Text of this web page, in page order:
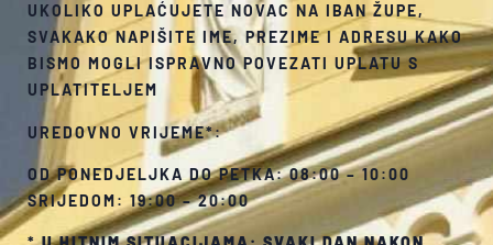
UKOLIKO UPLAĆUJETE NOVAC NA IBAN ŽUPE,
SVAKAKO NAPIŠITE IME, PREZIME I ADRESU KAKO
BISMO MOGLI ISPRAVNO POVEZATI UPLATU S
UPLATITELJEM
UREDOVNO VRIJEME*:
OD PONEDJELJKA DO PETKA: 08:00 – 10:00
SRIJEDOM: 19:00 – 20:00